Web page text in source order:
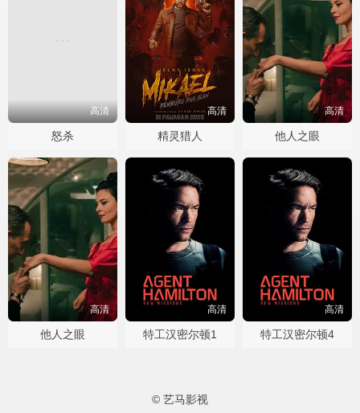
高清
怒杀
高清
精灵猎人
高清
他人之眼
高清
他人之眼
高清
特工汉密尔顿1
高清
特工汉密尔顿4
© 艺马影视